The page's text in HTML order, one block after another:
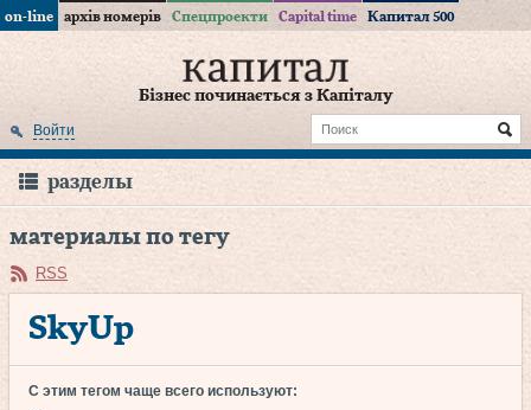
on-line архів номерів Спецпроекти Capital time Капитал 500
Бізнес починається з Капіталу
Войти
разделы
материалы по тегу
RSS
SkyUp
С этим тегом чаще всего используют: